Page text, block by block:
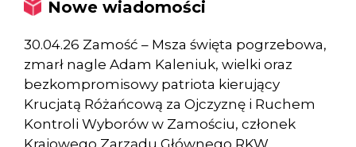
Nowe wiadomości
30.04.26 Zamość – Msza święta pogrzebowa,
zmarł nagle Adam Kaleniuk, wielki oraz
bezkompromisowy patriota kierujący
Krucjatą Różańcową za Ojczyznę i Ruchem
Kontroli Wyborów w Zamościu, członek